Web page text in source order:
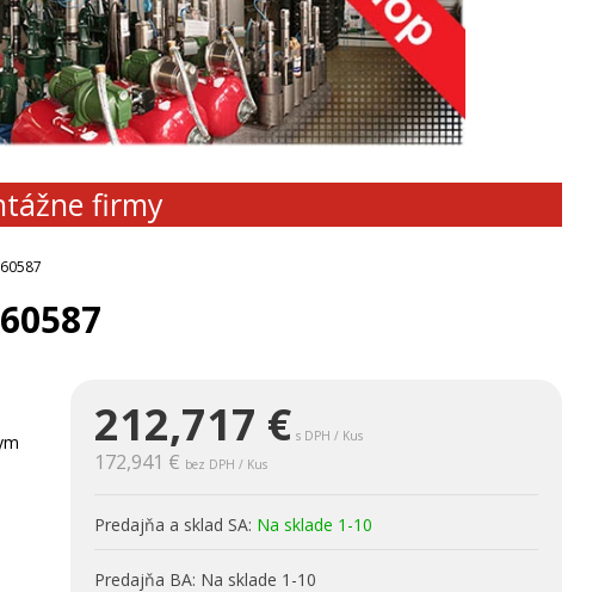
firmy
212,717 € s DPH / Kus
172,941 € bez DPH / Kus
Predajňa a sklad SA: Na sklade 1-10
Predajňa BA: Na sklade 1-10